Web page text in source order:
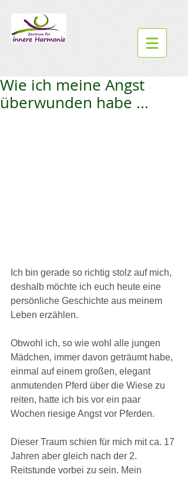
Wie ich meine Angst
überwunden habe ...
Ich bin gerade so richtig stolz auf mich,
deshalb möchte ich euch heute eine
persönliche Geschichte aus meinem
Leben erzählen.
Obwohl ich, so wie wohl alle jungen
Mädchen, immer davon geträumt habe,
einmal auf einem großen, elegant
anmutenden Pferd über die Wiese zu
reiten, hatte ich bis vor ein paar
Wochen riesige Angst vor Pferden.
Dieser Traum schien für mich mit ca. 17
Jahren aber gleich nach der 2.
Reitstunde vorbei zu sein. Mein